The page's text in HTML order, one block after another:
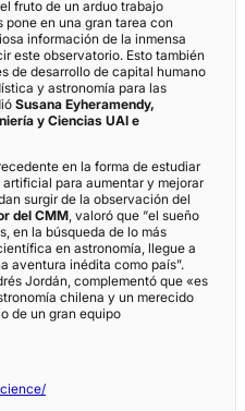
fruto de un arduo trabajo
pone en una gran tarea con
información de la inmensa
este observatorio. Esto también
de desarrollo de capital humano
y astronomía para las
Susana Eyheramendy,
y Ciencias UAI e
en la forma de estudiar
para aumentar y mejorar
surgir de la observación del
del CMM, valoró que “el sueño
en la búsqueda de lo más
en astronomía, llegue a
aventura inédita como país”.
Jordán, complementó que «es
chilena y un merecido
de un gran equipo